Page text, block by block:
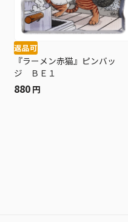
返品可
『ラーメン赤猫』ピンバッ
ジ ＢＥ１
880 円